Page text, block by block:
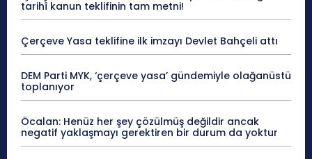
tarihî kanun teklifinin tam metni!
Çerçeve Yasa teklifine ilk imzayı Devlet Bahçeli attı
DEM Parti MYK, ‘çerçeve yasa’ gündemiyle olağanüstü
toplanıyor
Öcalan: Henüz her şey çözülmüş değildir ancak
negatif yaklaşmayı gerektiren bir durum da yoktur